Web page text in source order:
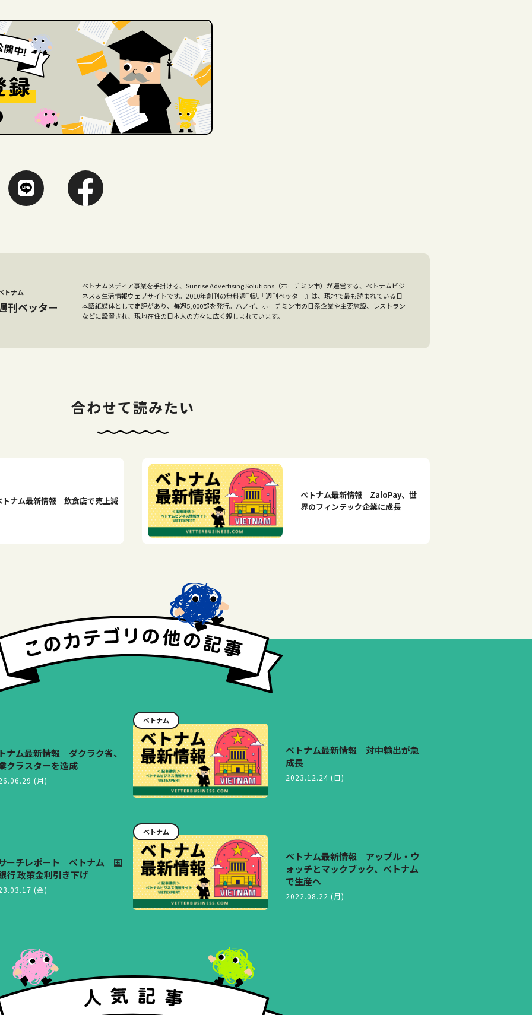
トナム
刊ベッター
ベトナムメディア事業を手掛ける、Sunrise Advertising Solutions（ホーチミン市）が運営する、ベトナムビジ
ネス＆生活情報ウェブサイトです。2010年創刊の無料週刊誌『週刊ベッター』は、現地で最も読まれている日
本語紙媒体として定評があり、毎週5,000部を発行。ハノイ、ホーチミン市の日系企業や主要施設、レストラン
などに設置され、現地在住の日本人の方々に広く親しまれています。
合わせて読みたい
トナム最新情報 飲食店で売上減
ベトナム最新情報 ZaloPay、世
界のフィンテック企業に成長
ナム最新情報 ダクラク省、
クラスターを造成
(月)
ベトナム
ベトナム最新情報 対中輸出が急
成長
2023.12.24 (日)
ーチレポート ベトナム 国
行 政策金利引き下げ
(金)
ベトナム
ベトナム最新情報 アップル・ウ
ォッチとマックブック、ベトナム
で生産へ
2022.08.22 (月)